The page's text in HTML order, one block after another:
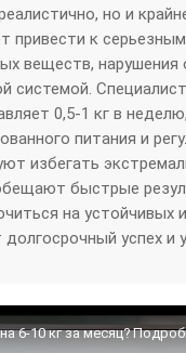
но и
привести к
веществ,
системой.
0,5-1 кг в
питания и
избегать
быстрые
на устойчивых
долгосрочный успех и
6-10 кг за месяц?